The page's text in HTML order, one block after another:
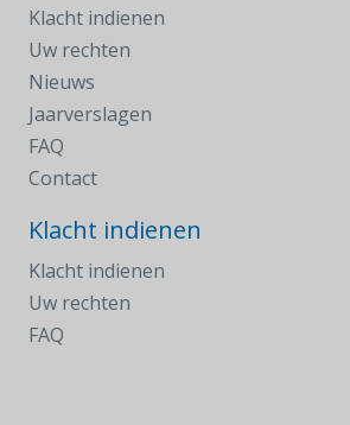
Klacht indienen
Uw rechten
Nieuws
Jaarverslagen
FAQ
Contact
Klacht indienen
Klacht indienen
Uw rechten
FAQ